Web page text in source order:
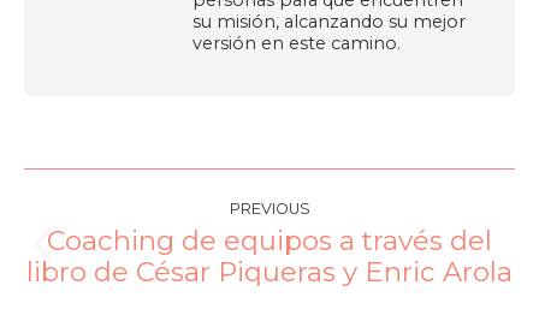
su misión, alcanzando su mejor
versión en este camino.
PREVIOUS
Coaching de equipos a través del
libro de César Piqueras y Enric Arola